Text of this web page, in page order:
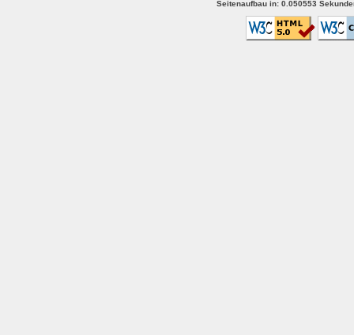
Seitenaufbau in: 0.050553